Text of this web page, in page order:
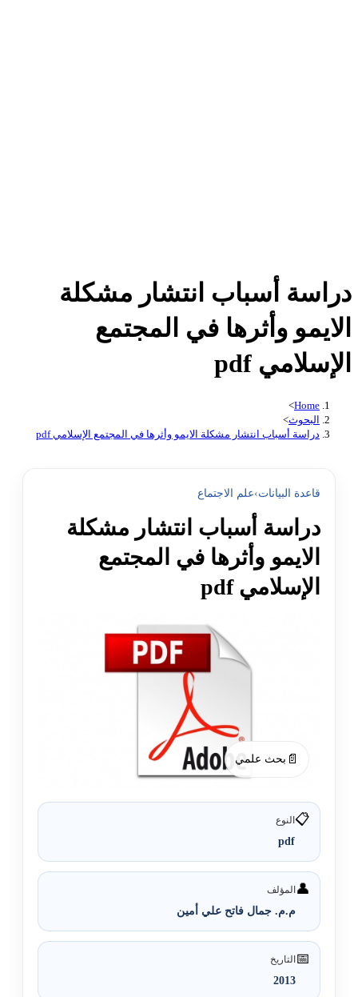
دراسة أسباب انتشار مشكلة
الايمو وأثرها في المجتمع
الإسلامي pdf
Home
>
البحوث>
دراسة أسباب انتشار مشكلة الايمو وأثرها في المجتمع الإسلامي pdf
قاعدة البيانات›علم الاجتماع
دراسة أسباب انتشار مشكلة
الايمو وأثرها في المجتمع
الإسلامي pdf
📄 بحث علمي
📋النوع
pdf
👤المؤلف
م.م. جمال فاتح علي أمين
📅التاريخ
2013